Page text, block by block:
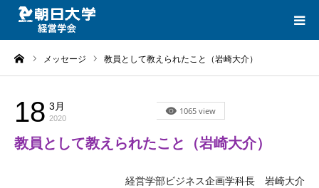
メッセージ 教員として教えられたこと（岩崎大介）
18 3月
2020
1065 view
教員として教えられたこと（岩崎大介）
経営学部ビジネス企画学科長 岩崎大介
HOME
CATEGORIES
LINK